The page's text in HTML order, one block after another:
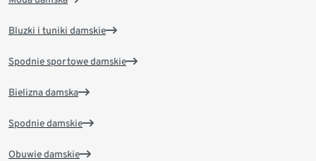
Bluzki i tuniki damskie
Spodnie sportowe damskie
Bielizna damska
Spodnie damskie
Obuwie damskie